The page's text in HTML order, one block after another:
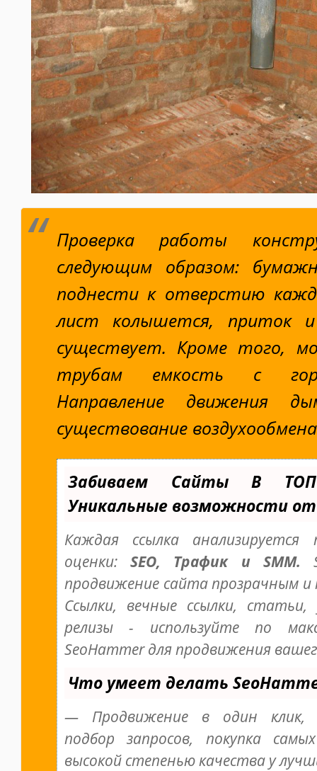
Проверка работы
следующим образом:
поднести к отверстию
лист колышется, приток
существует. Кроме того,
трубам емкость с
Направление движения
существование
Забиваем Сайты В
Уникальные возможности от
Каждая ссылка
оценки:SEO, Трафик и SMM.
продвижение сайта прозрачным
Ссылки, вечные ссылки, статьи,
релизы - используйте по
SeoHammer для продвижения
Что умеет делать
— Продвижение в один клик,
подбор запросов, покупка
высокой степенью качества у